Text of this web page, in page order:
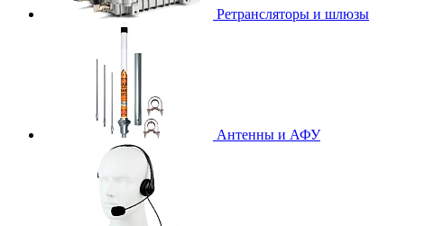
Ретрансляторы и шлюзы
Антенны и АФУ